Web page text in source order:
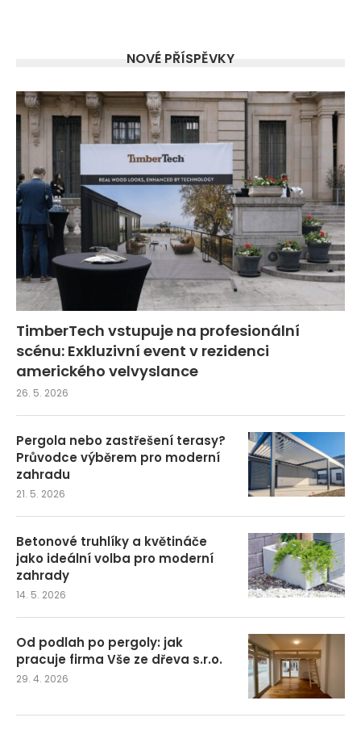
NOVÉ PŘÍSPĚVKY
TimberTech vstupuje na profesionální
scénu: Exkluzivní event v rezidenci
amerického velvyslance
26. 5. 2026
Pergola nebo zastřešení terasy?
Průvodce výběrem pro moderní
zahradu
21. 5. 2026
Betonové truhlíky a květináče
jako ideální volba pro moderní
zahrady
14. 5. 2026
Od podlah po pergoly: jak
pracuje firma Vše ze dřeva s.r.o.
29. 4. 2026